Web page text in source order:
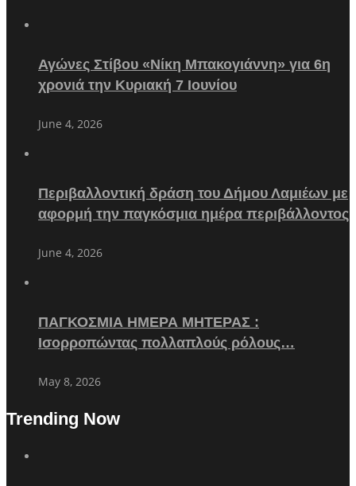
Αγώνες Στίβου «Νίκη Μπακογιάννη» για 6η
χρονιά την Κυριακή 7 Ιουνίου
June 4, 2026
Περιβαλλοντική δράση του Δήμου Λαμιέων με
αφορμή την παγκόσμια ημέρα περιβάλλοντος
June 4, 2026
ΠΑΓΚΟΣΜΙΑ ΗΜΕΡΑ ΜΗΤΕΡΑΣ :
Ισορροπώντας πολλαπλούς ρόλους…
May 8, 2026
Trending Now